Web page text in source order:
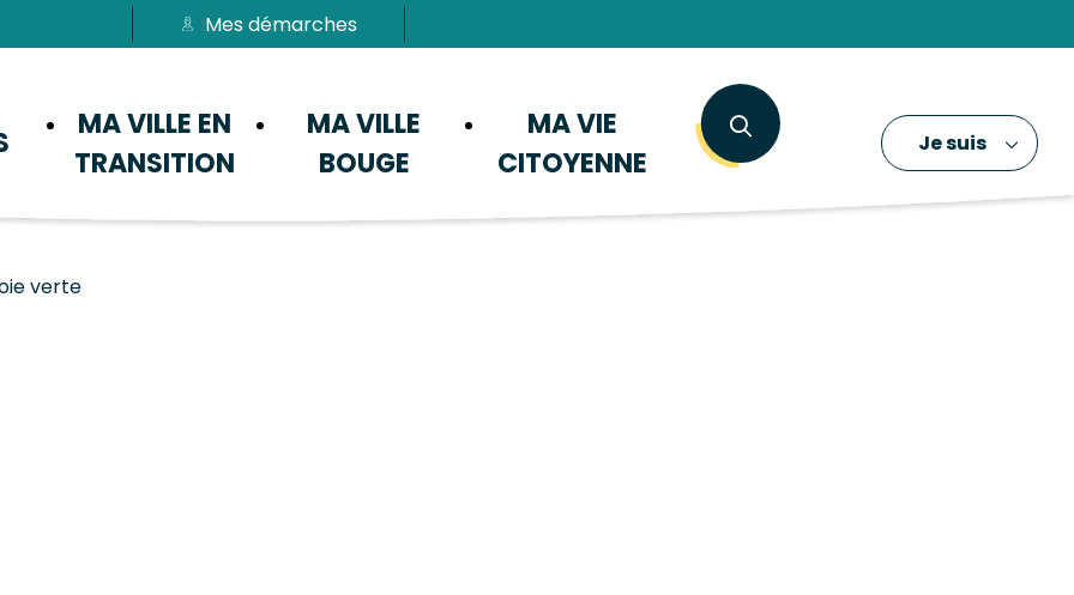
Passer au contenu
Mes démarches
MA VILLE EN
TRANSITION
MA VILLE
BOUGE
MA VIE
CITOYENNE
Je suis
verte